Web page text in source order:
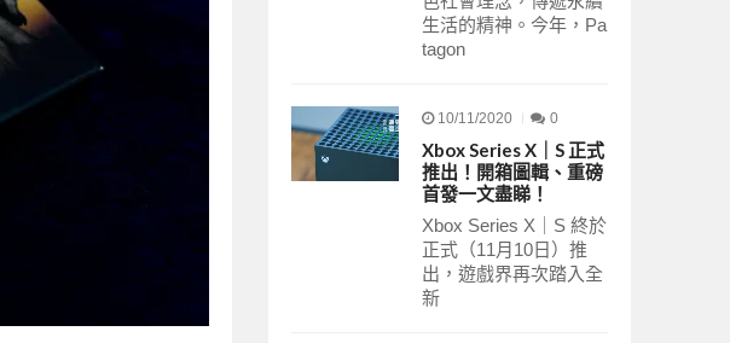
生活的精神。今年，Pa
tagon
10/11/2020 0
Xbox Series X｜S 正式
推出！開箱圖輯、重磅
首發一文盡睇！
Xbox Series X｜S 終於
正式（11月10日）推
出，遊戲界再次踏入全
新